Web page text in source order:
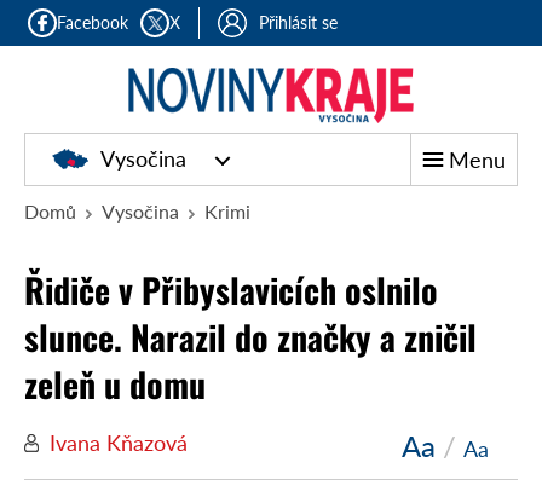
Facebook X Přihlásit se
Vysočina Menu
Domů Vysočina Krimi
Řidiče v Přibyslavicích oslnilo
slunce. Narazil do značky a zničil
zeleň u domu
Ivana Kňazová Aa / Aa